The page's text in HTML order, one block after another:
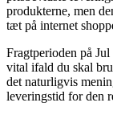
produkterne, men
tæt på internet
Fragtperioden på
vital ifald du skal
det naturligvis
leveringstid for den